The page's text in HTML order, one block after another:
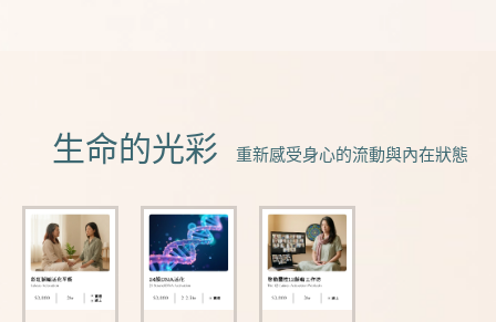
🌈生命的光彩 重新感受身心的流動與內在狀態